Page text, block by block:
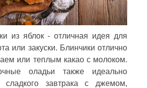
из яблок - отличная идея для
или закуски. Блинчики отлично
или теплым какао с молоком.
оладьи также идеально
сладкого завтрака с джемом,